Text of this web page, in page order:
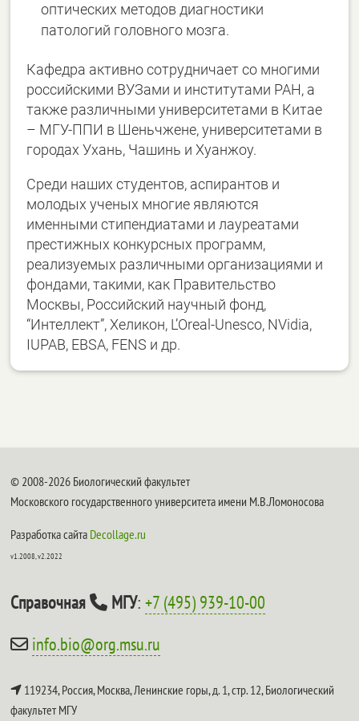
оптических методов диагностики
патологий головного мозга.
Кафедра активно сотрудничает со многими
российскими ВУЗами и институтами РАН, а
также различными университетами в Китае
– МГУ-ППИ в Шеньчжене, университетами в
городах Ухань, Чашинь и Хуанжоу.
Среди наших студентов, аспирантов и
молодых ученых многие являются
именными стипендиатами и лауреатами
престижных конкурсных программ,
реализуемых различными организациями и
фондами, такими, как Правительство
Москвы, Российский научный фонд,
“Интеллект”, Хеликон, L’Oreal-Unesco, NVidia,
IUPAB, EBSA, FENS и др.
© 2008-2026 Биологический факультет
Московского государственного университета имени М.В.Ломоносова
Разработка сайта Decollage.ru
v1.2008, v2.2022
Справочная МГУ:+7 (495) 939-10-00
info.bio@org.msu.ru
119234, Россия, Москва, Ленинские горы, д. 1, стр. 12,Биологический
факультет МГУ